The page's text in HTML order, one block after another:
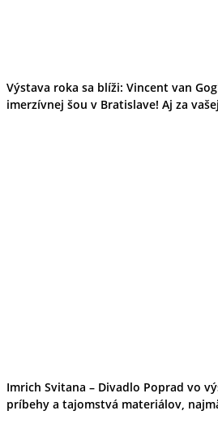
Výstava roka sa blíži: Vincent van
imerzívnej šou v Bratislave! Aj za
Imrich Svitana – Divadlo Poprad vo
príbehy a tajomstvá materiálov,